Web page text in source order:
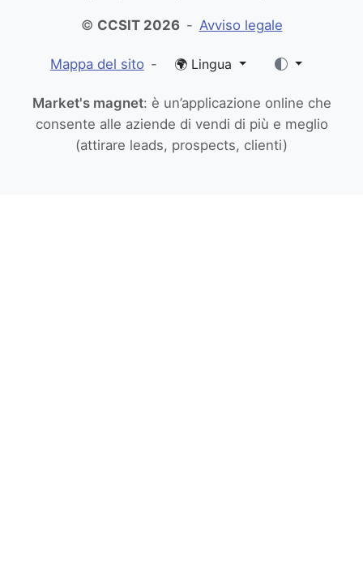
© CCSIT 2026 - Avviso legale
Mappa del sito - 🌍 Lingua
Market's magnet: è un’applicazione online che
consente alle aziende di vendi di più e meglio
(attirare leads, prospects, clienti)